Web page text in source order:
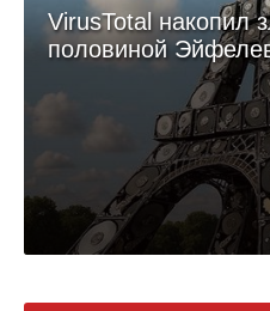
VirusTotal накопил
половиной